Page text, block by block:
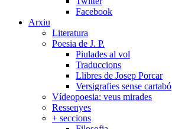
Facebook
Arxiu
Literatura
Poesia de J. P.
Piulades al vol
Traduccions
Llibres de Josep Porcar
Versigrafies sense cartabó
Vídeopoesia: veus mirades
Ressenyes
+ seccions